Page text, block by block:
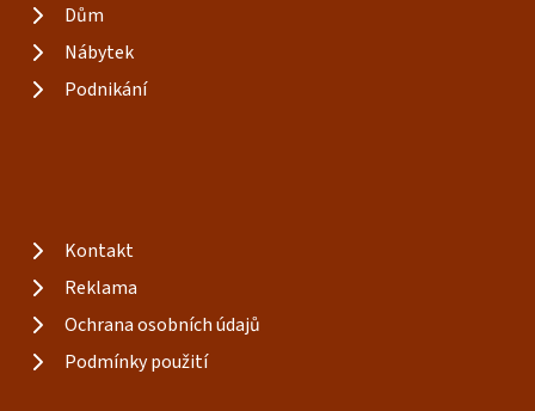
Dům
Nábytek
Podnikání
Kontakt
Reklama
Ochrana osobních údajů
Podmínky použití